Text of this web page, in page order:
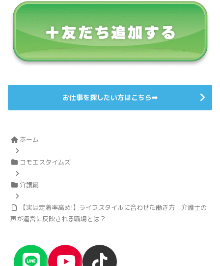
お仕事を探したい方はこちら➡
ホーム
コモエスタイムズ
介護編
【実は定着率高め!】ライフスタイルに合わせた働き方｜介護士の
声が運営に反映される職場とは？